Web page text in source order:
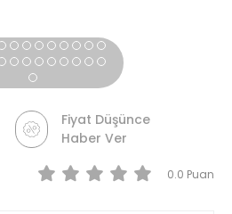
Fiyat Düşünce
Haber Ver
0.0